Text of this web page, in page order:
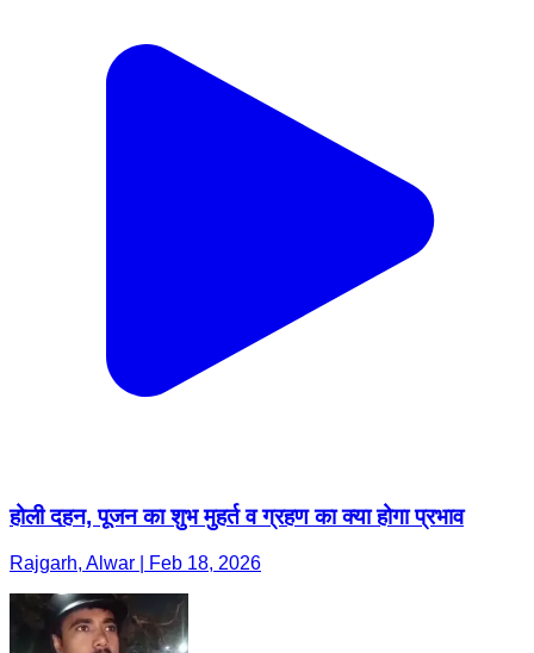
होली दहन, पूजन का शुभ मुहर्त व ग्रहण का क्या होगा प्रभाव
Rajgarh, Alwar | Feb 18, 2026